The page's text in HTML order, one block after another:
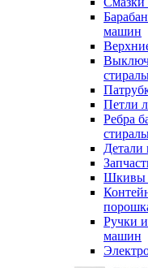
машин
Петли
Ребра
Детали
Шкивы
Ручки
машин